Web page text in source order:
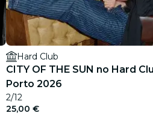
Hard Club
CITY OF THE SUN no Hard
Porto 2026
2/12
25,00 €